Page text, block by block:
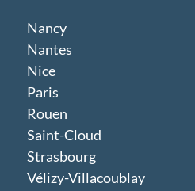
Nancy
Nantes
Nice
Paris
Rouen
Saint-Cloud
Strasbourg
Vélizy-Villacoublay